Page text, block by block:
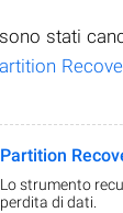
stati
Partition
Lo strumento
perdita di dati.